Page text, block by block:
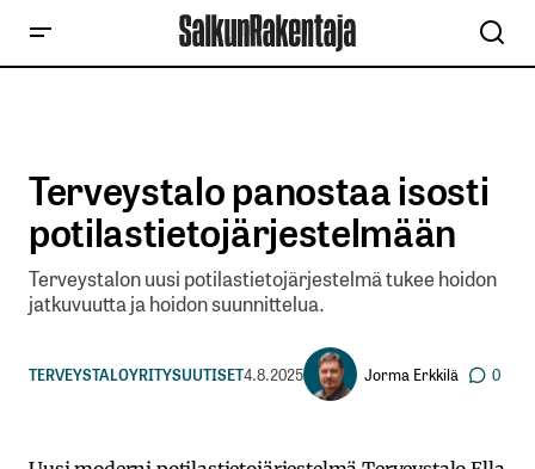
Terveystalo panostaa isosti
potilastietojärjestelmään
Terveystalon uusi potilastietojärjestelmä tukee hoidon
jatkuvuutta ja hoidon suunnittelua.
TERVEYSTALOYRITYSUUTISET4.8.2025 Jorma Erkkilä 0